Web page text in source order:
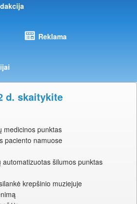
Reklama
d. skaitykite
medicinos punktas
paciento namuose
automatizuotas šilumos punktas
krepšinio muziejuje